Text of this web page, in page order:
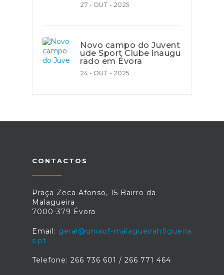
27 - OUT - 2025
Novo campo do Juvent
ude Sport Clube inaugu
rado em Évora
24 - OUT - 2025
CONTACTOS
Praça Zeca Afonso, 15 Bairro da
Malagueira
7000-379 Évora
Email: geral@uniaof-malagueirahfigueira
s.pt
Telefone: 266 736 601 / 266 771 464